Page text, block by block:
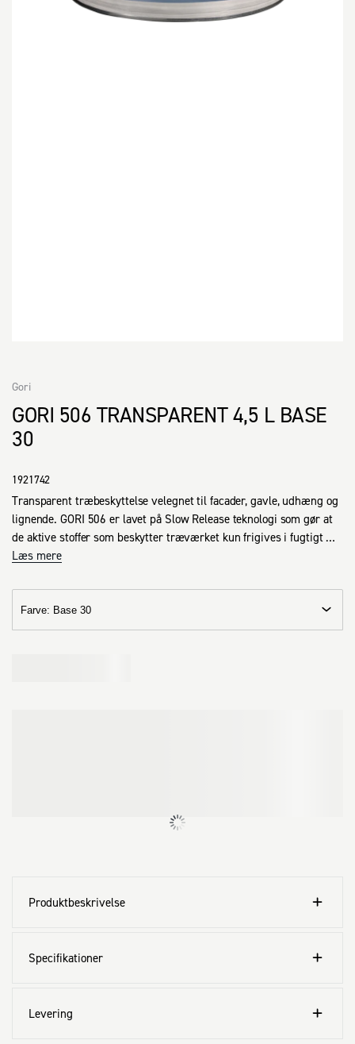
GORI 506 TRANSPARENT 4,5 L BASE
30
Gori
1921742
Transparent træbeskyttelse velegnet til facader, gavle, udhæng og
lignende. GORI 506 er lavet på Slow Release teknologi som gør at
de aktive stoffer som beskytter træværket kun frigives i fugtigt
vejr. GORI 506 giver desuden træet en diffusionsåben og
0,75 l.
Rækkeevne: 6-10 m² pr. liter alt efter underlagets sugeevne (Ru
træ: 6-8 m² pr. liter / Høvlet træ: 8-10 m² pr. liter).
Læs mere
Farve: Base 30
Produktbeskrivelse
Specifikationer
Levering